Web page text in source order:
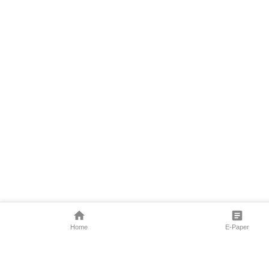
Home E-Paper